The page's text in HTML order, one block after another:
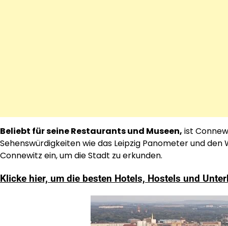
Beliebt für seine Restaurants und Museen, ist
Sehenswürdigkeiten wie das Leipzig Panometer und
Connewitz ein, um die Stadt zu erkunden.
Klicke hier, um die besten Hotels, Hostels und